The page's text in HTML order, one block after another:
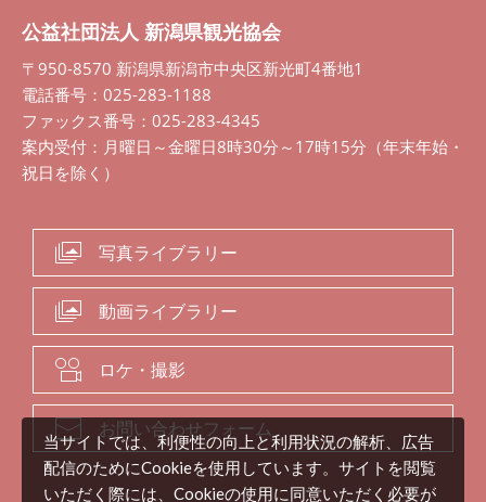
公益社団法人 新潟県観光協会
〒950-8570 新潟県新潟市中央区新光町4番地1
電話番号：025-283-1188
ファックス番号：025-283-4345
案内受付：月曜日～金曜日8時30分～17時15分（年末年始・
祝日を除く）
写真ライブラリー
動画ライブラリー
ロケ・撮影
お問い合わせフォーム
当サイトでは、利便性の向上と利用状況の解析、広告
配信のためにCookieを使用しています。サイトを閲覧
いただく際には、Cookieの使用に同意いただく必要が